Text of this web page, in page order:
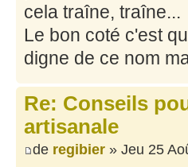
cela traîne, traîne...
Le bon coté c'est
digne de ce nom
Re: Conseils
artisanale
de regibier » Jeu 25